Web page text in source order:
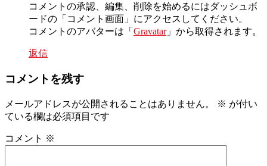
コメントの承認、編集、削除を始めるにはダッシュボ
ードの「コメント画面」にアクセスしてください。
コメントのアバターは「 Gravatar」から取得されます。
返信
コメントを残す
メールアドレスが公開されることはありません。 ※ が付い
ている欄は必須項目です
コメント ※